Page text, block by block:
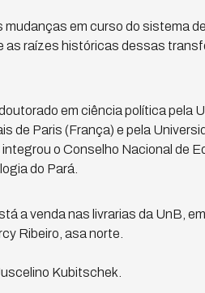
em curso do sistema
as raízes históricas dessas
em ciência política pela
de Paris (França) e pela
o Conselho Nacional de
do Pará.
a venda nas livrarias da UnB,
Ribeiro, asa norte.
Kubitschek.